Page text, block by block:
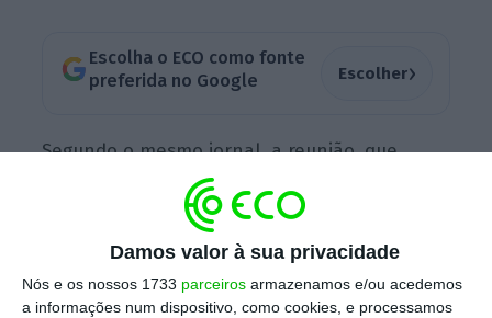
Damos valor à sua privacidade
Nós e os nossos 1733 parceiros armazenamos e/ou acedemos
a informações num dispositivo, como cookies, e processamos
Escolha o ECO como fonte
preferida no Google
Escolher›
Segundo o mesmo jornal, a reunião, que
começou às 16h00, foi convocada pelo
administrador Luís Máximo dos Santos, que
assume no Banco de Portugal o pelouro do
Fundo de Resolução. Para além de Máximos
dos Santos, estará presente na reunião uma